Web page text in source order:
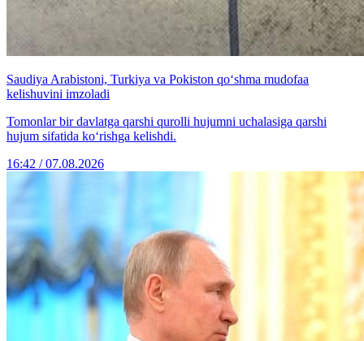
Saudiya Arabistoni, Turkiya va Pokiston qo‘shma mudofaa
kelishuvini imzoladi
Tomonlar bir davlatga qarshi qurolli hujumni uchalasiga qarshi
hujum sifatida ko‘rishga kelishdi.
16:42 / 07.08.2026